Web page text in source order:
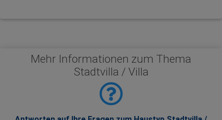
Mehr Informationen zum Thema
Stadtvilla / Villa